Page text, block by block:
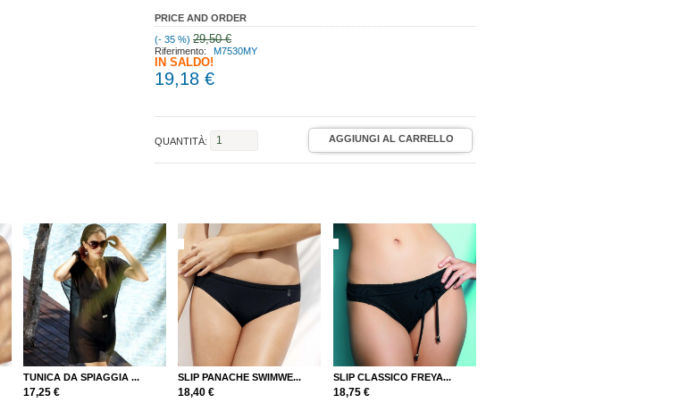
PRICE AND ORDER
(- 35 %) 29,50 €
Riferimento: M7530MY
IN SALDO!
19,18 €
QUANTITÀ:
TUNICA DA SPIAGGIA ...
17,25 €
SLIP PANACHE SWIMWE...
18,40 €
SLIP CLASSICO FREYA...
18,75 €